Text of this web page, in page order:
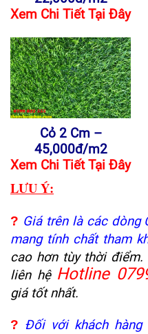
Xem Chi Tiết Tại Đây
Cỏ 2 Cm –
45,000đ/m2
Xem Chi Tiết Tại Đây
LƯU Ý:
? Giá trên là các dòng
mang tính chất tham
cao hơn tùy thời
liên hệ Hotline
giá tốt nhất.
? Đối với khách